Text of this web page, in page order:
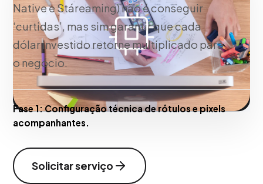
Native e Stáreaming) não é conseguir
‘curtidas’, mas sim garantir que cada
dólar investido retorne multiplicado para
o negócio.
Fase 1:Configuração técnica de rótulos e pixels
acompanhantes.
Solicitar serviço